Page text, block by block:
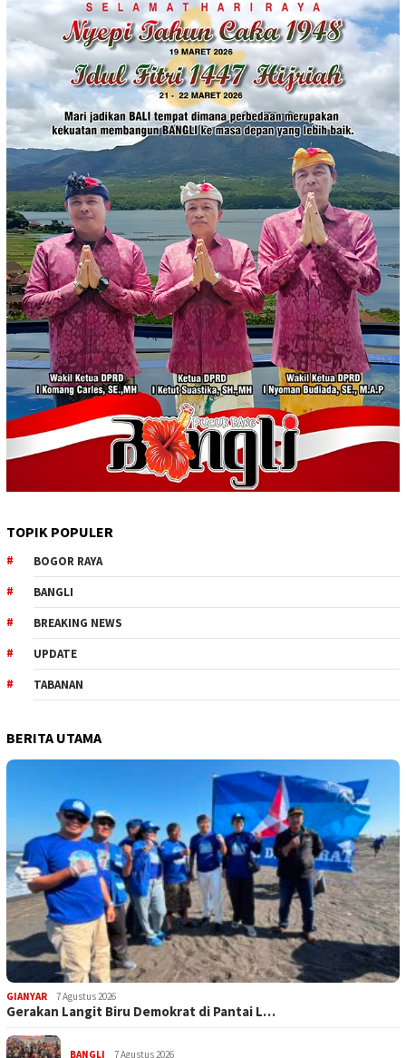
TOPIK POPULER
BOGOR RAYA
BANGLI
BREAKING NEWS
UPDATE
TABANAN
BERITA UTAMA
GIANYAR 7 Agustus 2026
Gerakan Langit Biru Demokrat di Pantai L…
BANGLI 7 Agustus 2026